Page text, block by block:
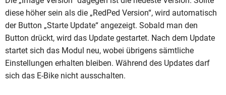
diese höher sein als die „RedPed Version“, wird automatisch
der Button „Starte Update“ angezeigt. Sobald man den
Button drückt, wird das Update gestartet. Nach dem Update
startet sich das Modul neu, wobei übrigens sämtliche
Einstellungen erhalten bleiben. Während des Updates darf
sich das E-Bike nicht ausschalten.